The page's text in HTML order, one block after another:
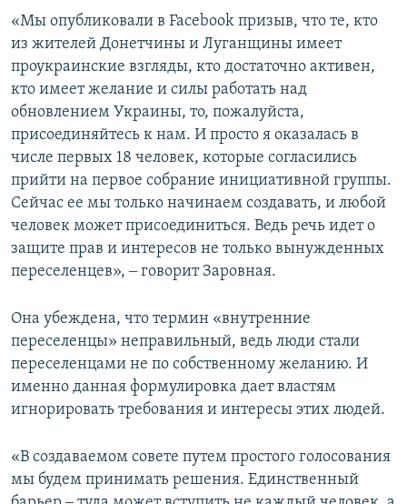
«Мы опубликовали в Facebook призыв, что те, кто
из жителей Донетчины и Луганщины имеет
проукраинские взгляды, кто достаточно активен,
кто имеет желание и силы работать над
обновлением Украины, то, пожалуйста,
присоединяйтесь к нам. И просто я оказалась в
числе первых 18 человек, которые согласились
прийти на первое собрание инициативной группы.
Сейчас ее мы только начинаем создавать, и любой
человек может присоединиться. Ведь речь идет о
защите прав и интересов не только вынужденных
переселенцев», ‒ говорит Заровная.
Она убеждена, что термин «внутренние
переселенцы» неправильный, ведь люди стали
переселенцами не по собственному желанию. И
именно данная формулировка дает властям
игнорировать требования и интересы этих людей.
«В создаваемом совете путем простого голосования
мы будем принимать решения. Единственный